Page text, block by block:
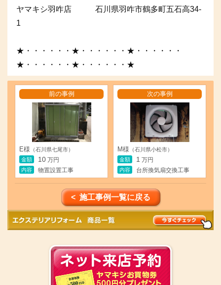
ヤマキシ羽咋店 石川県羽咋市鶴多町五石高34-
1
★・・・・・・★・・・・・・★・・・・・・
★・・・・・・★・・・・・・★
前の事例
E様 （石川県七尾市）
金額
10 万円
内容
物置設置工事
次の事例
M様 （石川県小松市）
金額
1 万円
内容
台所換気扇交換工事
< 施工事例一覧に戻る